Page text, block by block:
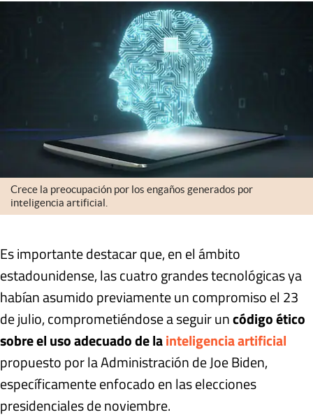
Crece la preocupación por los engaños generados por
inteligencia artificial.
Es importante destacar que, en el ámbito
estadounidense, las cuatro grandes tecnológicas ya
habían asumido previamente un compromiso el 23
de julio, comprometiéndose a seguir uncódigo ético
sobre el uso adecuado de lainteligencia artificial
propuesto por la Administración de Joe Biden,
específicamente enfocado en las elecciones
presidenciales de noviembre.